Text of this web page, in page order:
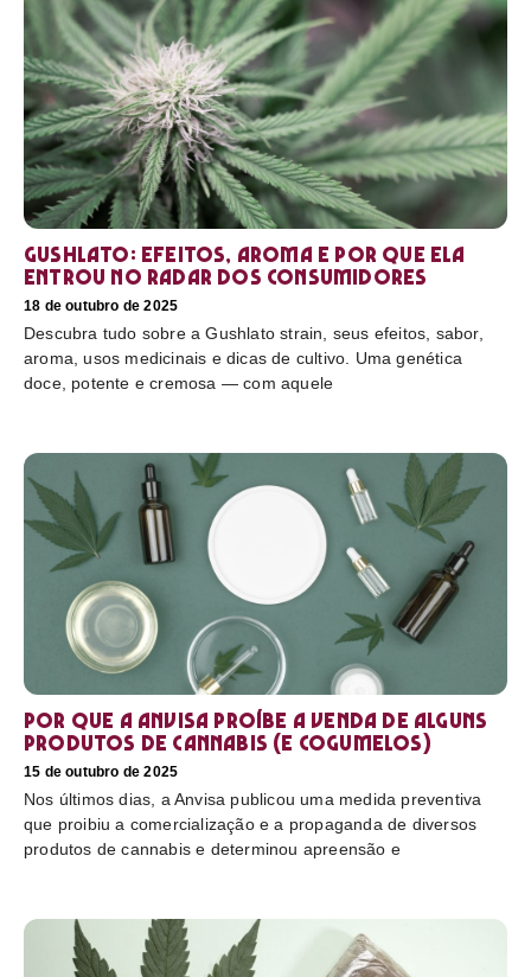
Gushlato: efeitos, aroma e por que ela
entrou no radar dos consumidores
18 de outubro de 2025
Descubra tudo sobre a Gushlato strain, seus efeitos, sabor,
aroma, usos medicinais e dicas de cultivo. Uma genética
doce, potente e cremosa — com aquele
Por que a Anvisa proíbe a venda de alguns
produtos de cannabis (e cogumelos)
15 de outubro de 2025
Nos últimos dias, a Anvisa publicou uma medida preventiva
que proibiu a comercialização e a propaganda de diversos
produtos de cannabis e determinou apreensão e